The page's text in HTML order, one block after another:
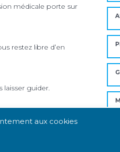
aux cookies
médicale porte sur
restez libre d’en
laisser guider.
avis ne vous
avis médical